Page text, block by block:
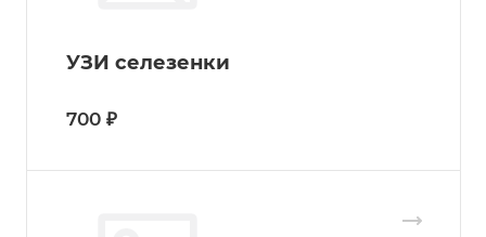
УЗИ селезенки
700 ₽